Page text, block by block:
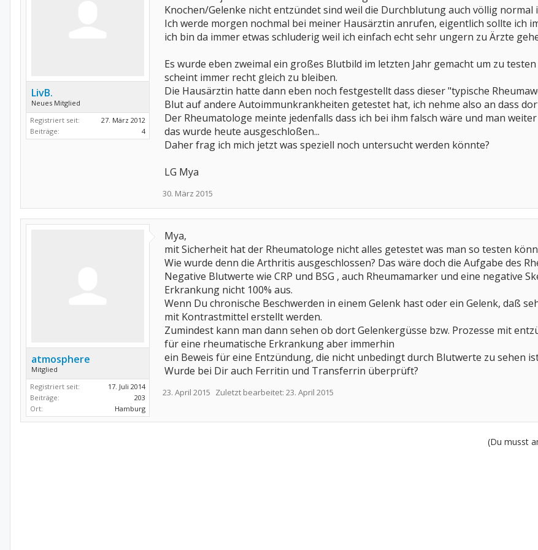
LivB.
Neues Mitglied
Registriert seit:
27. März 2012
Beiträge:
4
Knochen/Gelenke nicht entzündet sind weil die Durchblutung auch völlig normal
Ich werde morgen nochmal bei meiner Hausärztin anrufen, eigentlich sollte ich
ich bin da immer etwas schluderig weil ich einfach echt sehr ungern zu Ärzte
Es wurde eben zweimal ein großes Blutbild im letzten Jahr gemacht um zu
scheint immer recht gleich zu bleiben.
Die Hausärztin hatte dann eben noch festgestellt dass dieser "typische
Blut auf andere Autoimmunkrankheiten getestet hat, ich nehme also an dass
Der Rheumatologe meinte jedenfalls dass ich bei ihm falsch wäre und man
das wurde heute ausgeschloßen...
Daher frag ich mich jetzt was speziell noch untersucht werden könnte?
LG Mya
30. März 2015
atmosphere
Mitglied
Registriert seit:
17. Juli 2014
Beiträge:
203
Ort:
Hamburg
Mya,
mit Sicherheit hat der Rheumatologe nicht alles getestet was man so testen
Wie wurde denn die Arthritis ausgeschlossen? Das wäre doch die Aufgabe des
Negative Blutwerte wie CRP und BSG , auch Rheumamarker und eine negative
Erkrankung nicht 100% aus.
Wenn Du chronische Beschwerden in einem Gelenk hast oder ein Gelenk, daß
mit Kontrastmittel erstellt werden.
Zumindest kann man dann sehen ob dort Gelenkergüsse bzw. Prozesse mit
für eine rheumatische Erkrankung aber immerhin
ein Beweis für eine Entzündung, die nicht unbedingt durch Blutwerte zu sehen
Wurde bei Dir auch Ferritin und Transferrin überprüft?
23. April 2015 Zuletzt bearbeitet: 23. April 2015
(Du musst